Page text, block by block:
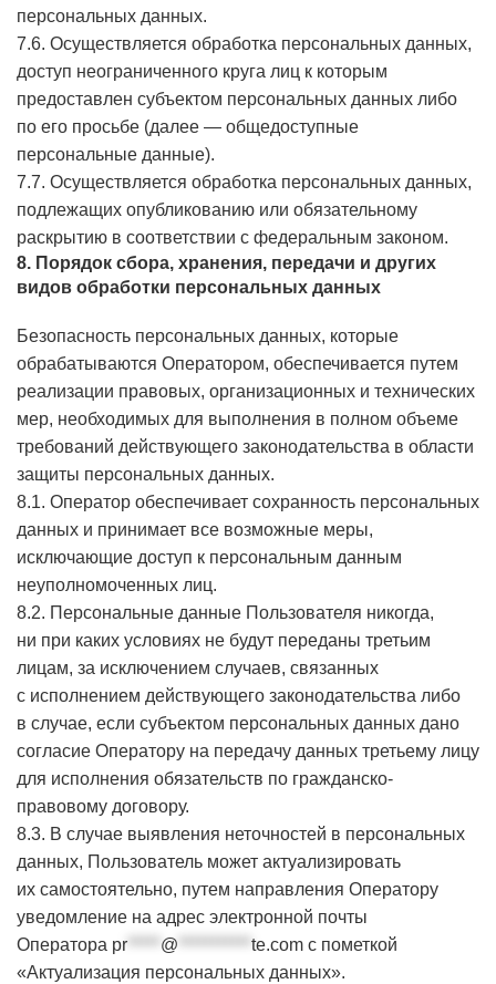
персональных данных.
7.6. Осуществляется обработка персональных данных,
доступ неограниченного круга лиц к которым
предоставлен субъектом персональных данных либо
по его просьбе (далее — общедоступные
персональные данные).
7.7. Осуществляется обработка персональных данных,
подлежащих опубликованию или обязательному
раскрытию в соответствии с федеральным законом.
8. Порядок сбора, хранения, передачи и других
видов обработки персональных данных
Безопасность персональных данных, которые
обрабатываются Оператором, обеспечивается путем
реализации правовых, организационных и технических
мер, необходимых для выполнения в полном объеме
требований действующего законодательства в области
защиты персональных данных.
8.1. Оператор обеспечивает сохранность персональных
данных и принимает все возможные меры,
исключающие доступ к персональным данным
неуполномоченных лиц.
8.2. Персональные данные Пользователя никогда,
ни при каких условиях не будут переданы третьим
лицам, за исключением случаев, связанных
с исполнением действующего законодательства либо
в случае, если субъектом персональных данных дано
согласие Оператору на передачу данных третьему лицу
для исполнения обязательств по гражданско-
правовому договору.
8.3. В случае выявления неточностей в персональных
данных, Пользователь может актуализировать
их самостоятельно, путем направления Оператору
уведомление на адрес электронной почты
Оператора pr***** @ *********** te.com с пометкой
«Актуализация персональных данных».